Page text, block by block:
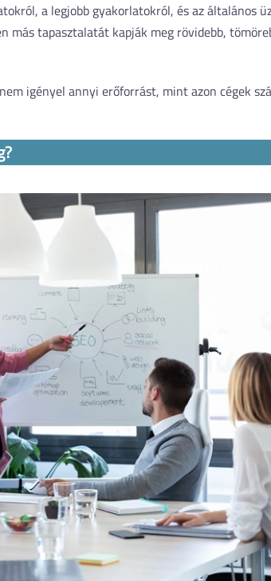
a legjobb gyakorlatokról, és az általános
tapasztalatát kapják meg rövidebb,
igényel annyi erőforrást, mint azon cégek